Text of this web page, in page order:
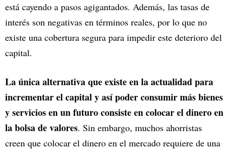
está cayendo a pasos agigantados. Además, las tasas de
interés son negativas en términos reales, por lo que no
existe una cobertura segura para impedir este deterioro del
capital.
La única alternativa que existe en la actualidad para
incrementar el capital y así poder consumir más bienes
y servicios en un futuro consiste en colocar el dinero en
la bolsa de valores. Sin embargo, muchos ahorristas
creen que colocar el dinero en el mercado requiere de una